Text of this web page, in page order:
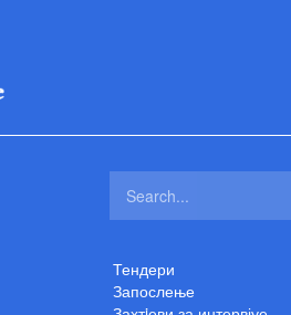
Тендери
Запослење